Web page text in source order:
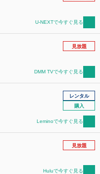
U-NEXTで今すぐ見る
見放題
DMM TVで今すぐ見る
レンタル
購入
Leminoで今すぐ見る
見放題
Huluで今すぐ見る